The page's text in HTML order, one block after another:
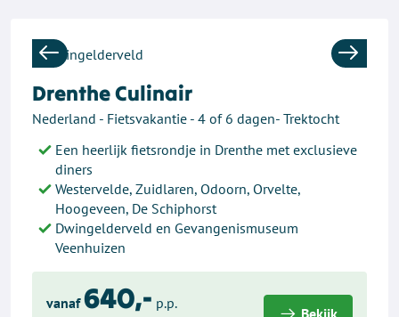
Previous Next
Drenthe Culinair
Nederland - Fietsvakantie - 4 of 6 dagen- Trektocht
Een heerlijk fietsrondje in Drenthe met exclusieve
diners
Westervelde, Zuidlaren, Odoorn, Orvelte,
Hoogeveen, De Schiphorst
Dwingelderveld en Gevangenismuseum
Veenhuizen
vanaf 640,- p.p.
Bekijk